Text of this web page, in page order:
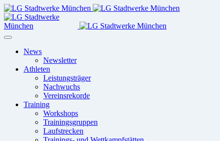
News
Newsletter
Athleten
Leistungsträger
Nachwuchs
Vereinsrekorde
Training
Workshops
Trainingsgruppen
Laufstrecken